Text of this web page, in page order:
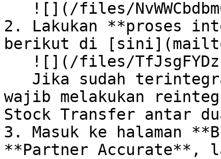
2. Lakukan **proses
berikut di
wajib melakukan
Stock Transfer antar
3. Masuk ke halaman
**Partner Accurate**,